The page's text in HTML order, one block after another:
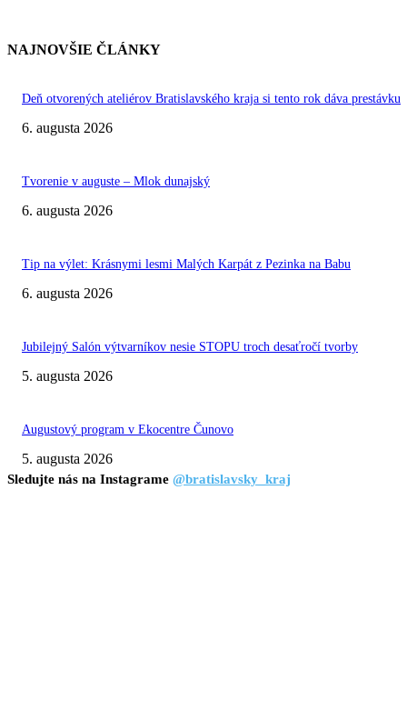
NAJNOVŠIE ČLÁNKY
Deň otvorených ateliérov Bratislavského kraja si tento rok dáva prestávku
6. augusta 2026
Tvorenie v auguste – Mlok dunajský
6. augusta 2026
Tip na výlet: Krásnymi lesmi Malých Karpát z Pezinka na Babu
6. augusta 2026
Jubilejný Salón výtvarníkov nesie STOPU troch desaťročí tvorby
5. augusta 2026
Augustový program v Ekocentre Čunovo
5. augusta 2026
Sledujte nás na Instagrame @bratislavsky_kraj